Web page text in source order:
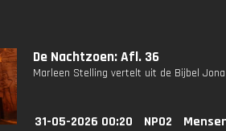
De Nachtzoen: Afl. 36
Marleen Stelling vertelt uit de Bijbel Jona
31-05-2026 00:20 NPO2